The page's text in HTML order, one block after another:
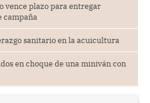
vence plazo para entregar
campaña
sanitario en la acuicultura
en choque de una miniván con